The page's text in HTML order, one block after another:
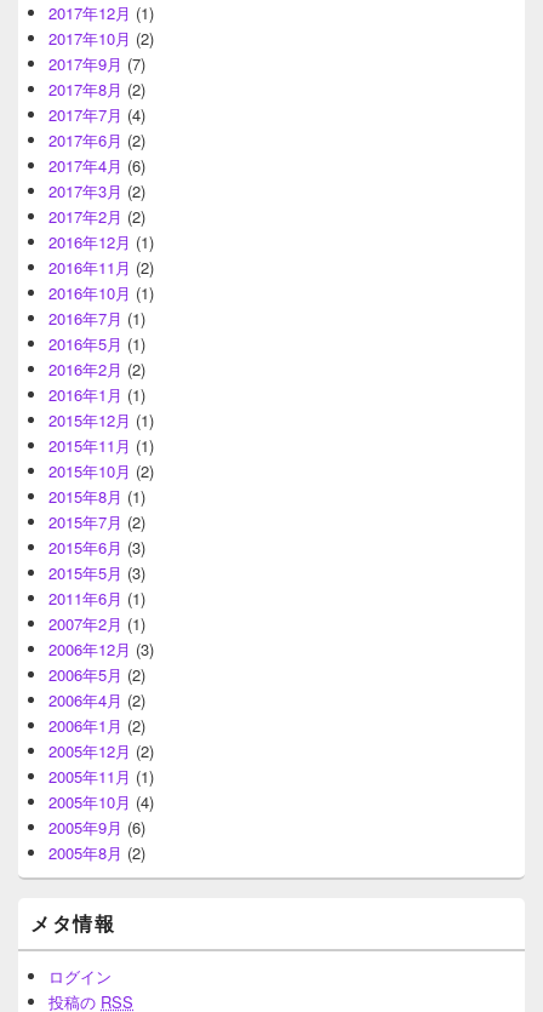
2017年12月 (1)
2017年10月 (2)
2017年9月 (7)
2017年8月 (2)
2017年7月 (4)
2017年6月 (2)
2017年4月 (6)
2017年3月 (2)
2017年2月 (2)
2016年12月 (1)
2016年11月 (2)
2016年10月 (1)
2016年7月 (1)
2016年5月 (1)
2016年2月 (2)
2016年1月 (1)
2015年12月 (1)
2015年11月 (1)
2015年10月 (2)
2015年8月 (1)
2015年7月 (2)
2015年6月 (3)
2015年5月 (3)
2011年6月 (1)
2007年2月 (1)
2006年12月 (3)
2006年5月 (2)
2006年4月 (2)
2006年1月 (2)
2005年12月 (2)
2005年11月 (1)
2005年10月 (4)
2005年9月 (6)
2005年8月 (2)
メタ情報
ログイン
投稿の RSS